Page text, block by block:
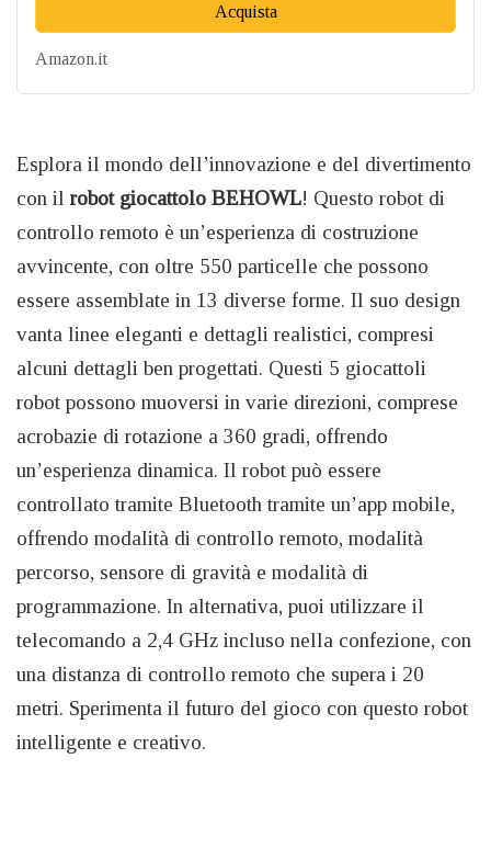
Acquista
Amazon.it
Esplora il mondo dell’innovazione e del divertimento
con il robot giocattolo BEHOWL! Questo robot di
controllo remoto è un’esperienza di costruzione
avvincente, con oltre 550 particelle che possono
essere assemblate in 13 diverse forme. Il suo design
vanta linee eleganti e dettagli realistici, compresi
alcuni dettagli ben progettati. Questi 5 giocattoli
robot possono muoversi in varie direzioni, comprese
acrobazie di rotazione a 360 gradi, offrendo
un’esperienza dinamica. Il robot può essere
controllato tramite Bluetooth tramite un’app mobile,
offrendo modalità di controllo remoto, modalità
percorso, sensore di gravità e modalità di
programmazione. In alternativa, puoi utilizzare il
telecomando a 2,4 GHz incluso nella confezione, con
una distanza di controllo remoto che supera i 20
metri. Sperimenta il futuro del gioco con questo robot
intelligente e creativo.